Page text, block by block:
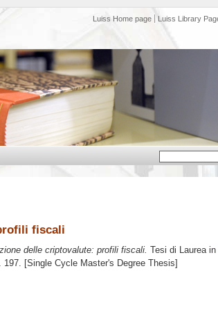
Luiss Home page Luiss Library
fiscali
delle criptovalute: profili fiscali. Tesi di Laurea in
197. [Single Cycle Master's Degree Thesis]